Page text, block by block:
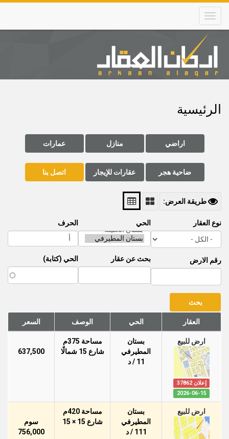
Skip
main
content
Main
navigation
الرئيسية
اراضي منازل عمارات
ضاحية هجر عقارات للإيجار اتصل بنا
طريقة العرض:
نوع العقار
رقم الارض
الحي
بحث عن عقار
الحرف
الحي (كتابة)
العقار الحي الوصف السعر
ارض للبيع
إعلان 37862
2026-06-15
بستان
المطيرفي
11 / د
مساحة 375م
شارع 15 شمالًا
637,500
ارض للبيع
بستان
المطيرفي
111 / د
مساحة 420م
شارع 15 × 15
سوم
756,000